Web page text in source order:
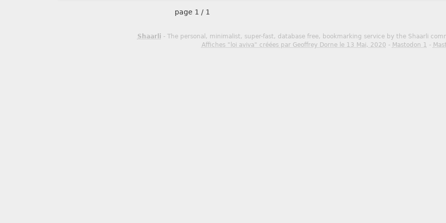
page 1 / 1
Shaarli - The personal, minimalist, super-fast, database free, bookmarking service by the Shaarli
Affiches "loi aviva" créées par Geoffrey Dorne le 13 Mai, 2020 - Mastodon 1 -